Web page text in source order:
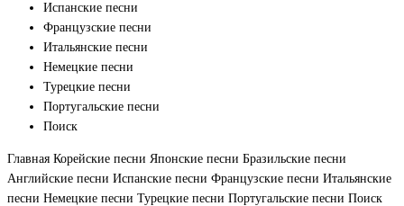
Испанские песни
Французские песни
Итальянские песни
Немецкие песни
Турецкие песни
Португальские песни
Поиск
Главная Корейские песни Японские песни Бразильские песни
Английские песни Испанские песни Французские песни Итальянские
песни Немецкие песни Турецкие песни Португальские песни Поиск